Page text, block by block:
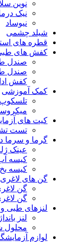
نوین
نیک
نیوساد
شیلد چشمی
قطره های
کفش های
صندل
صندل
کفش
کمک آموزشی
تلسکوپ
کیت های
تست
گرما و سرما
عینک
کیسه
کیسه یخ
گن های لاغری
گن
گن
لنزهای طبی
لنز بانداژ
محلول
لوازم